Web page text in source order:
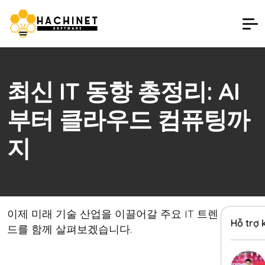
최신 IT 동향 총정리: AI
부터 클라우드 컴퓨팅까
지
이제 미래 기술 산업을 이끌어갈 주요 IT 트렌
드를 함께 살펴보겠습니다.
Hỗ trợ